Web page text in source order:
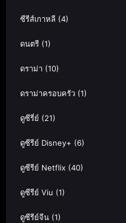
ซีรีส์เกาหลี (4)
ดนตรี (1)
ดราม่า (10)
ดราม่าครอบครัว (1)
ดูซีรี่ย์ (21)
ดูซีรีย์ Disney+ (6)
ดูซีรีย์ Netflix (40)
ดูซีรีย์ Viu (1)
ดูซีรีย์จีน (1)